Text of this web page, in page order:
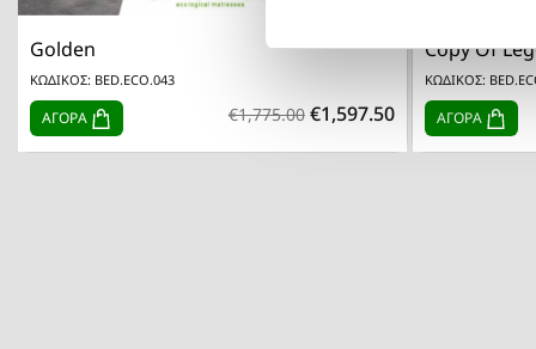
Quick view
Golden
ΚΩΔΙΚΟΣ: BED.ECO.043
ΑΓΟΡΑ €1,775.00 €1,597.50
Copy Of
ΚΩΔΙΚΟΣ:
ΑΓΟΡΑ